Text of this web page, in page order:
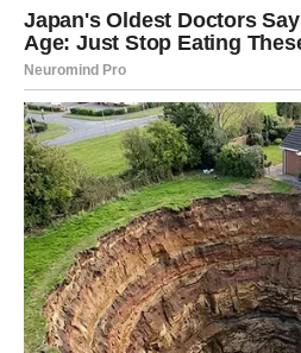
održavanju ravnoteže šećera u krvi.